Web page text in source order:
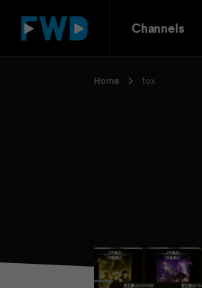
Channels
Home fox